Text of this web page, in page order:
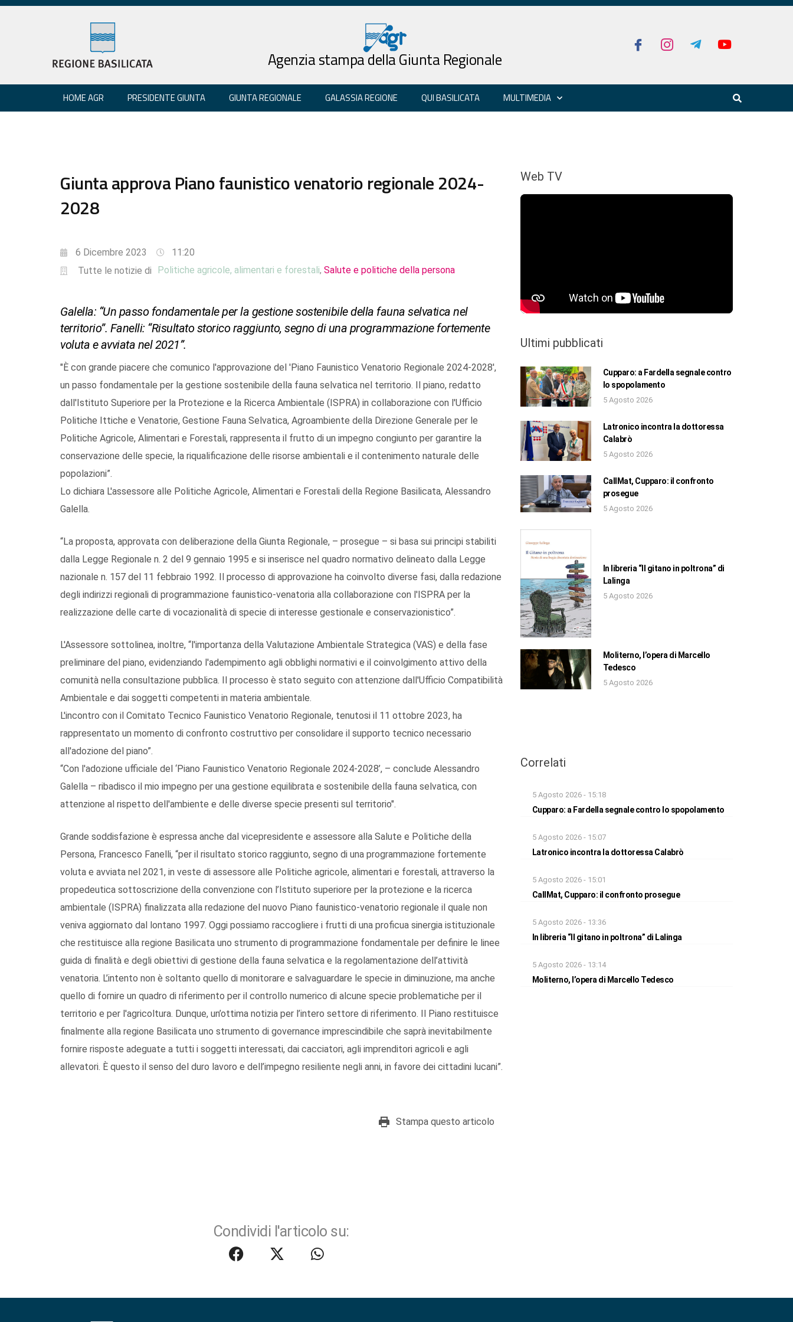
Agenzia stampa della Giunta Regionale
HOME AGR PRESIDENTE GIUNTA GIUNTA REGIONALE GALASSIA REGIONE QUI BASILICATA MULTIMEDIA
Giunta approva Piano faunistico venatorio regionale 2024-
2028
6 Dicembre 2023
11:20
Tutte le notizie di
Politiche agricole, alimentari e forestali, Salute e politiche della persona
Galella: “Un passo fondamentale per la gestione sostenibile della fauna selvatica nel
territorio”. Fanelli: “Risultato storico raggiunto, segno di una programmazione fortemente
voluta e avviata nel 2021”.
"È con grande piacere che comunico l'approvazione del 'Piano Faunistico Venatorio Regionale 2024-2028',
un passo fondamentale per la gestione sostenibile della fauna selvatica nel territorio. Il piano, redatto
dall'Istituto Superiore per la Protezione e la Ricerca Ambientale (ISPRA) in collaborazione con l'Ufficio
Politiche Ittiche e Venatorie, Gestione Fauna Selvatica, Agroambiente della Direzione Generale per le
Politiche Agricole, Alimentari e Forestali, rappresenta il frutto di un impegno congiunto per garantire la
conservazione delle specie, la riqualificazione delle risorse ambientali e il contenimento naturale delle
popolazioni”.
Lo dichiara L'assessore alle Politiche Agricole, Alimentari e Forestali della Regione Basilicata, Alessandro
Galella.
“La proposta, approvata con deliberazione della Giunta Regionale, – prosegue – si basa sui principi stabiliti
dalla Legge Regionale n. 2 del 9 gennaio 1995 e si inserisce nel quadro normativo delineato dalla Legge
nazionale n. 157 del 11 febbraio 1992. Il processo di approvazione ha coinvolto diverse fasi, dalla redazione
degli indirizzi regionali di programmazione faunistico-venatoria alla collaborazione con l'ISPRA per la
realizzazione delle carte di vocazionalità di specie di interesse gestionale e conservazionistico”.
L'Assessore sottolinea, inoltre, “l'importanza della Valutazione Ambientale Strategica (VAS) e della fase
preliminare del piano, evidenziando l'adempimento agli obblighi normativi e il coinvolgimento attivo della
comunità nella consultazione pubblica. Il processo è stato seguito con attenzione dall'Ufficio Compatibilità
Ambientale e dai soggetti competenti in materia ambientale.
L'incontro con il Comitato Tecnico Faunistico Venatorio Regionale, tenutosi il 11 ottobre 2023, ha
rappresentato un momento di confronto costruttivo per consolidare il supporto tecnico necessario
all'adozione del piano”.
“Con l'adozione ufficiale del ‘Piano Faunistico Venatorio Regionale 2024-2028’, – conclude Alessandro
Galella – ribadisco il mio impegno per una gestione equilibrata e sostenibile della fauna selvatica, con
attenzione al rispetto dell'ambiente e delle diverse specie presenti sul territorio".
Grande soddisfazione è espressa anche dal vicepresidente e assessore alla Salute e Politiche della
Persona, Francesco Fanelli, “per il risultato storico raggiunto, segno di una programmazione fortemente
voluta e avviata nel 2021, in veste di assessore alle Politiche agricole, alimentari e forestali, attraverso la
propedeutica sottoscrizione della convenzione con l’Istituto superiore per la protezione e la ricerca
ambientale (ISPRA) finalizzata alla redazione del nuovo Piano faunistico-venatorio regionale il quale non
veniva aggiornato dal lontano 1997. Oggi possiamo raccogliere i frutti di una proficua sinergia istituzionale
che restituisce alla regione Basilicata uno strumento di programmazione fondamentale per definire le linee
guida di finalità e degli obiettivi di gestione della fauna selvatica e la regolamentazione dell’attività
venatoria. L’intento non è soltanto quello di monitorare e salvaguardare le specie in diminuzione, ma anche
quello di fornire un quadro di riferimento per il controllo numerico di alcune specie problematiche per il
territorio e per l'agricoltura. Dunque, un’ottima notizia per l’intero settore di riferimento. Il Piano restituisce
finalmente alla regione Basilicata uno strumento di governance imprescindibile che saprà inevitabilmente
fornire risposte adeguate a tutti i soggetti interessati, dai cacciatori, agli imprenditori agricoli e agli
allevatori. È questo il senso del duro lavoro e dell’impegno resiliente negli anni, in favore dei cittadini lucani”.
Stampa questo articolo
Condividi l'articolo su:
Web TV
Ultimi pubblicati
Cupparo: a Fardella segnale contro
lo spopolamento
5 Agosto 2026
Latronico incontra la dottoressa
Calabrò
5 Agosto 2026
CallMat, Cupparo: il confronto
prosegue
5 Agosto 2026
In libreria “Il gitano in poltrona” di
Lalinga
5 Agosto 2026
Moliterno, l’opera di Marcello
Tedesco
5 Agosto 2026
Correlati
5 Agosto 2026 - 15:18
Cupparo: a Fardella segnale contro lo spopolamento
5 Agosto 2026 - 15:07
Latronico incontra la dottoressa Calabrò
5 Agosto 2026 - 15:01
CallMat, Cupparo: il confronto prosegue
5 Agosto 2026 - 13:36
In libreria “Il gitano in poltrona” di Lalinga
5 Agosto 2026 - 13:14
Moliterno, l’opera di Marcello Tedesco